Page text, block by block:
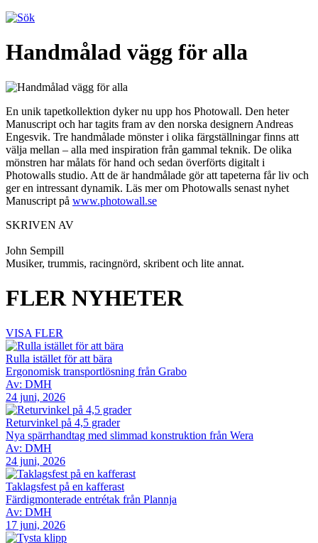
Handmålad vägg för alla
En unik tapetkollektion dyker nu upp hos Photowall. Den heter
Manuscript och har tagits fram av den norska designern Andreas
Engesvik. Tre handmålade mönster i olika färgställningar finns att
välja mellan – alla med inspiration från gammal teknik. De olika
mönstren har målats för hand och sedan överförts digitalt i
Photowalls studio. Att de är handmålade gör att tapeterna får liv och
ger en intressant dynamik. Läs mer om Photowalls senast nyhet
Manuscript på www.photowall.se
SKRIVEN AV
John Sempill
Musiker, trummis, racingnörd, skribent och lite annat.
FLER NYHETER
VISA FLER
Rulla istället för att bära
Ergonomisk transportlösning från Grabo
Av: DMH
24 juni, 2026
Returvinkel på 4,5 grader
Nya spärrhandtag med slimmad konstruktion från Wera
Av: DMH
24 juni, 2026
Taklagsfest på en kafferast
Färdigmonterade entrétak från Plannja
Av: DMH
17 juni, 2026